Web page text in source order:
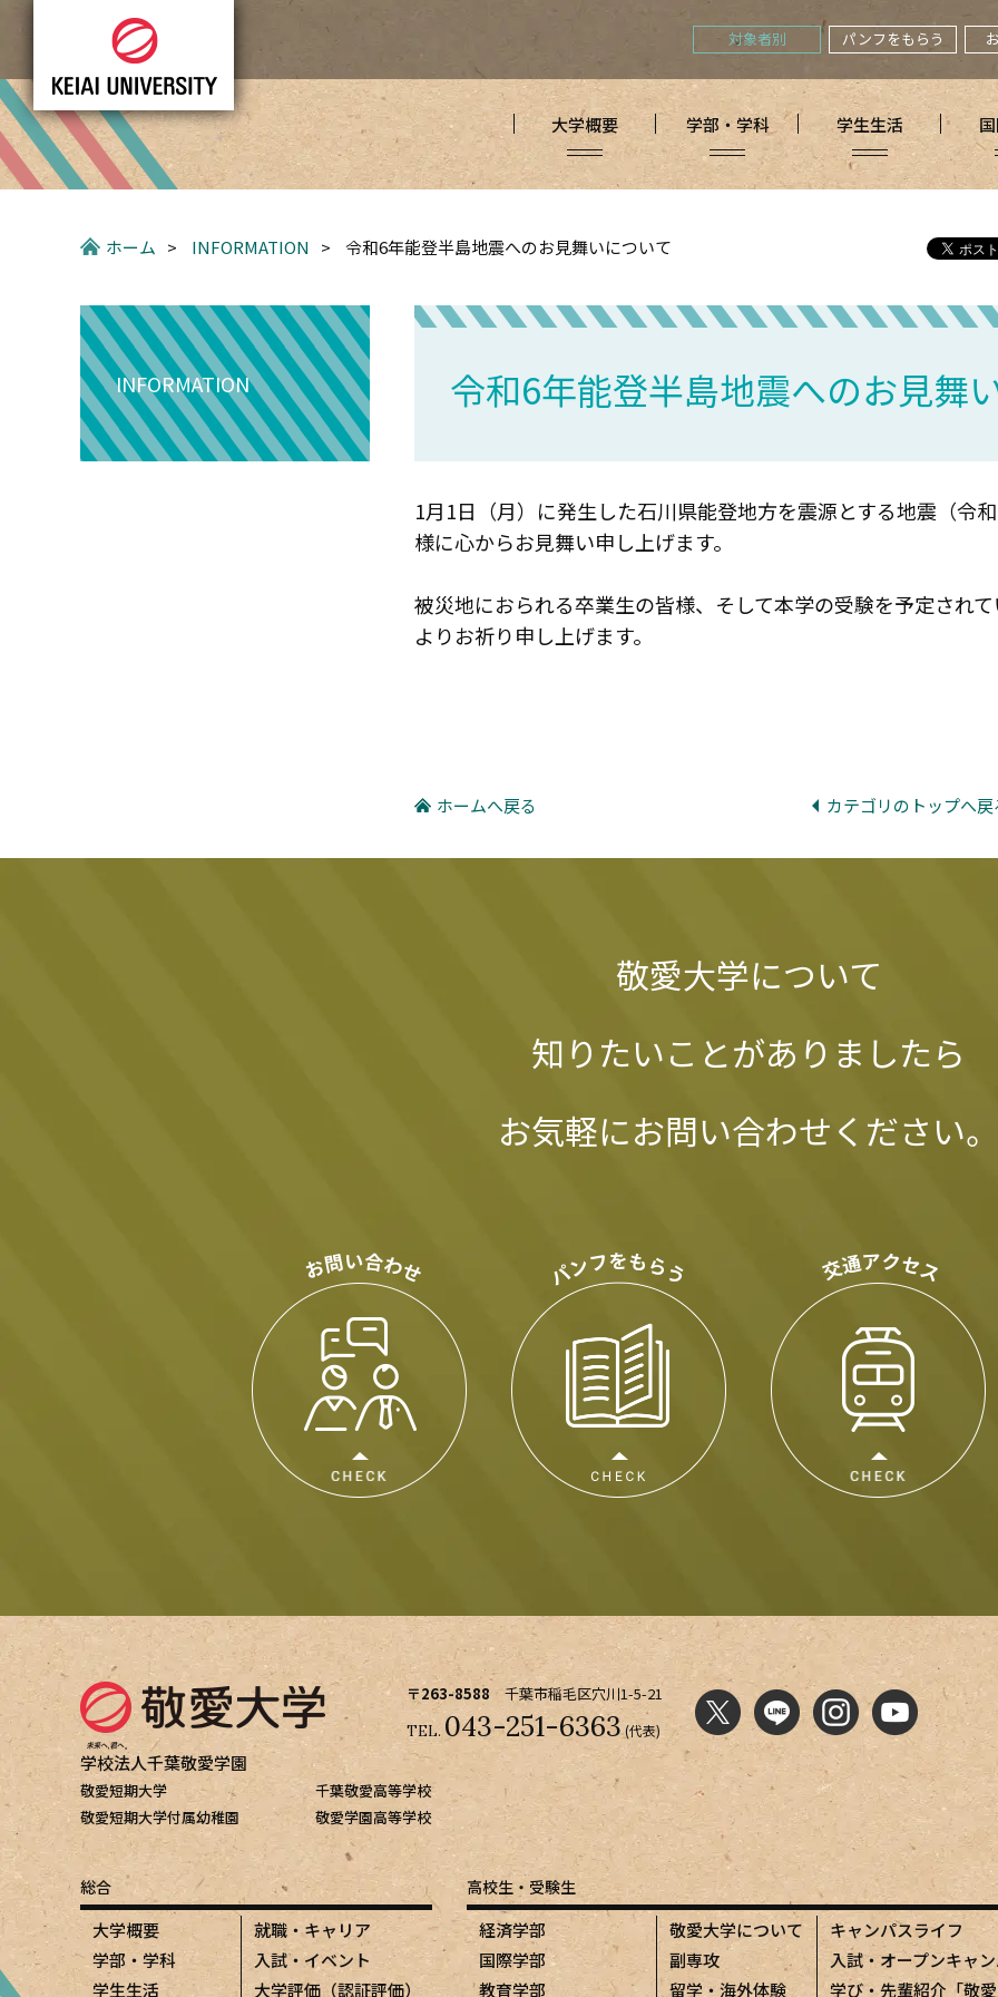
バ
ル
ナ
ビ
ル
ナ
ビ
ゲ
ー
へ
対象者別 パンフをもらう
大学概要 学部・学科 学生生活
ホーム > INFORMATION > 令和6年能登半島地震へのお見舞いについて
令和6年能登半島地震へのお見舞
1月1日（月）に発生した石川県能登地方を震源とする地震（令
様に心からお見舞い申し上げます。
被災地におられる卒業生の皆様、そして本学の受験を予定され
よりお祈り申し上げます。
INFORMATION
カテゴリのトップへ戻
ホームへ戻る
敬愛大学について
知りたいことがありましたら
お気軽にお問い合わせください。
〒263-8588 千葉市稲毛区穴川1-5-21
TEL. 043-251-6363 (代表)
学校法人千葉敬愛学園
敬愛短期大学
千葉敬愛高等学校
敬愛短期大学付属幼稚園
敬愛学園高等学校
総合
大学概要
学部・学科
学生生活
就職・キャリア
入試・イベント
大学評価（認証評価）
高校生・受験生
経済学部
国際学部
教育学部
敬愛大学について
副専攻
留学・海外体験
キャンパスライフ
入試・オープンキャ
学び・先輩紹介「敬